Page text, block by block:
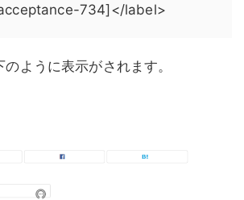
734]</label>
ように表示がされます。